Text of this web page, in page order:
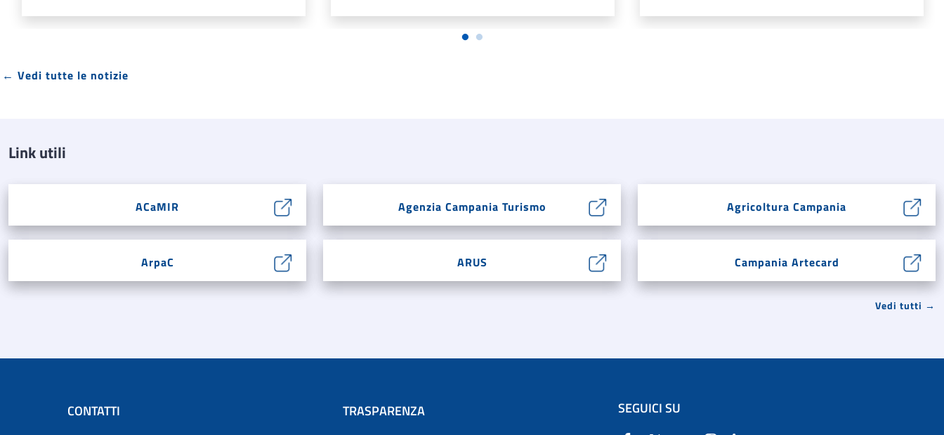
← Vedi tutte le notizie
Link utili
ACaMIR Agenzia Campania Turismo Agricoltura Campania
ArpaC ARUS Campania Artecard
Vedi tutti →
CONTATTI TRASPARENZA
SEGUICI SU